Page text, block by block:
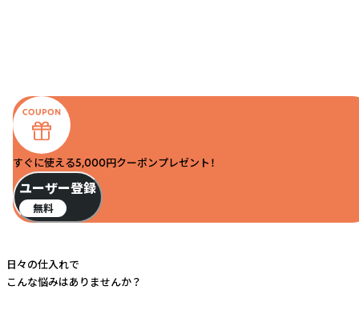
すぐに使える5,000円クーポンプレゼント！
ユーザー登録
無料
日々の仕入れで
こんな悩みはありませんか？